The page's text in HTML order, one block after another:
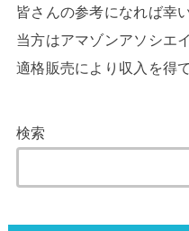
皆さんの参考になれば幸
当方はアマゾンアソシエ
適格販売により収入を得
検索